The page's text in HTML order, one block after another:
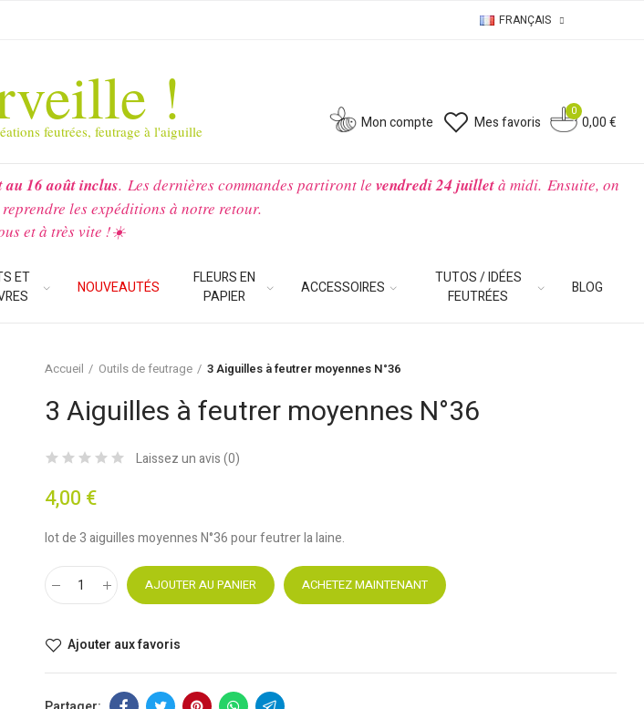
FRANÇAIS
!
feutrées, feutrage à l'aiguille Mon compte Mes favoris
0
0,00 €
16 août inclus. Les dernières commandes partiront le vendredi 24 juilletà midi. Ensuite, on
les expéditions à notre retour.
et à très vite !☀️
ET
NOUVEAUTÉS
FLEURS EN
PAPIER
ACCESSOIRES
TUTOS / IDÉES
FEUTRÉES
BLOG
Accueil Outils de feutrage 3 Aiguilles à feutrer moyennes N°36
3 Aiguilles à feutrer moyennes N°36
Laissez un avis (0)
4,00 €
lot de 3 aiguilles moyennes N°36 pour feutrer la laine.
AJOUTER AU PANIER ACHETEZ MAINTENANT
Ajouter aux favoris